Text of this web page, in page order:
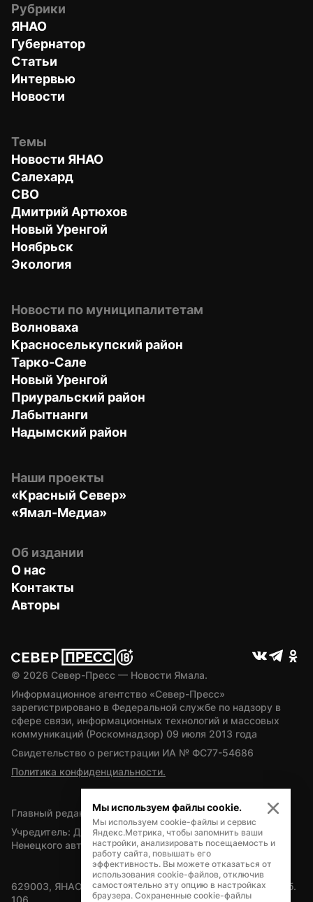
Рубрики
ЯНАО
Губернатор
Статьи
Интервью
Новости
Темы
Новости ЯНАО
Салехард
СВО
Дмитрий Артюхов
Новый Уренгой
Ноябрьск
Экология
Новости по муниципалитетам
Волноваха
Красноселькупский район
Тарко-Сале
Новый Уренгой
Приуральский район
Лабытнанги
Надымский район
Наши проекты
«Красный Север»
«Ямал-Медиа»
Об издании
О нас
Контакты
Авторы
© 2026 Север-Пресс — Новости Ямала.
Информационное агентство «Север-Пресс»
зарегистрировано в Федеральной службе по надзору в
сфере связи, информационных технологий и массовых
коммуникаций (Роскомнадзор) 09 июля 2013 года
Свидетельство о регистрации ИА № ФС77-54686
Политика конфиденциальности.
Главный редактор — А.Л. Поздеев
Учредитель: Департамент внутренней политики Ямало-
Ненецкого автономного округа
629003, ЯНАО, Салехард, мкр. Богдана Кнунянца, д.1, каб.
106
Мы используем файлы cookie.
Мы используем cookie-файлы и сервис
Яндекс.Метрика, чтобы запомнить ваши
настройки, анализировать посещаемость и
работу сайта, повышать его
эффективность. Вы можете отказаться от
использования cookie-файлов, отключив
самостоятельно эту опцию в настройках
браузера. Сохраненные cookie-файлы